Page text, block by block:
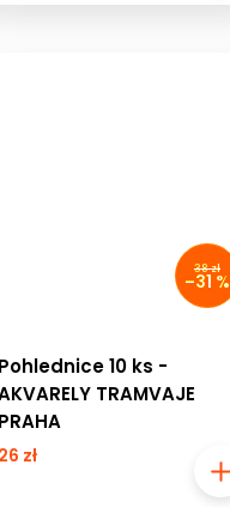
38 zł
–31 %
Pohlednice 10 ks -
TRAMVAJE
PRAHA
26 zł